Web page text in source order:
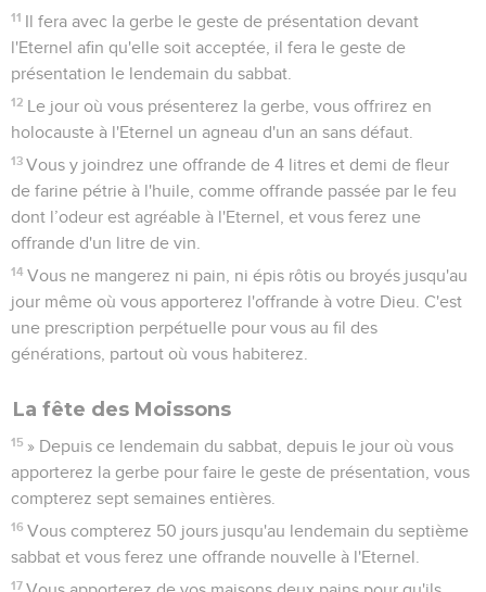
11 Il fera avec la gerbe le geste de présentation devant
l'Eternel afin qu'elle soit acceptée, il fera le geste de
présentation le lendemain du sabbat.
12 Le jour où vous présenterez la gerbe, vous offrirez en
holocauste à l'Eternel un agneau d'un an sans défaut.
13 Vous y joindrez une offrande de 4 litres et demi de fleur
de farine pétrie à l'huile, comme offrande passée par le feu
dont l’odeur est agréable à l'Eternel, et vous ferez une
offrande d'un litre de vin.
14 Vous ne mangerez ni pain, ni épis rôtis ou broyés jusqu'au
jour même où vous apporterez l'offrande à votre Dieu. C'est
une prescription perpétuelle pour vous au fil des
générations, partout où vous habiterez.
La fête des Moissons
15 » Depuis ce lendemain du sabbat, depuis le jour où vous
apporterez la gerbe pour faire le geste de présentation, vous
compterez sept semaines entières.
16 Vous compterez 50 jours jusqu'au lendemain du septième
sabbat et vous ferez une offrande nouvelle à l'Eternel.
17